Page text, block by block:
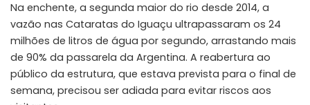
Na enchente, a segunda maior do rio desde 2014, a
vazão nas Cataratas do Iguaçu ultrapassaram os 24
milhões de litros de água por segundo, arrastando mais
de 90% da passarela da Argentina. A reabertura ao
público da estrutura, que estava prevista para o final de
semana, precisou ser adiada para evitar riscos aos